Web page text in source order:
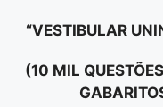
“VESTIBULAR
(10 MIL